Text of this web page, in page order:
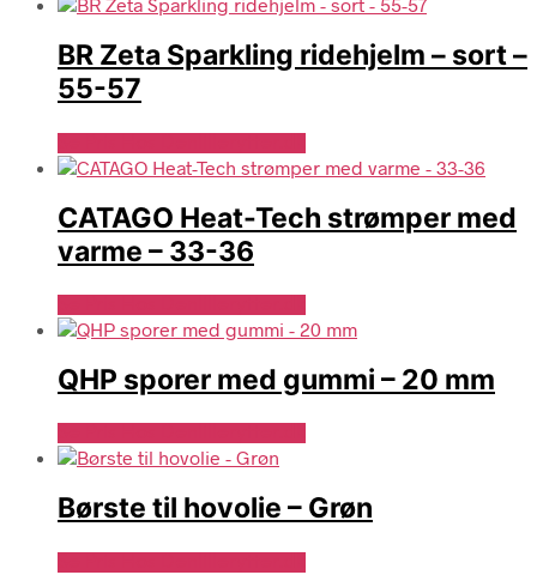
BR Zeta Sparkling ridehjelm – sort –
55-57
CATAGO Heat-Tech strømper med
varme – 33-36
QHP sporer med gummi – 20 mm
Børste til hovolie – Grøn